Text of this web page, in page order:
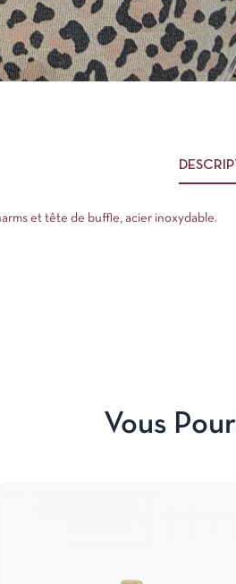
et tête de buffle, acier inoxydable.
Vous